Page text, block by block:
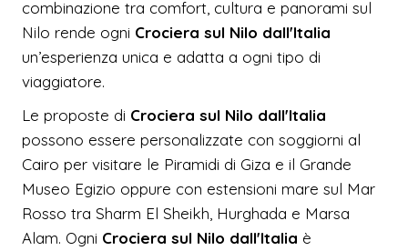
combinazione tra comfort, cultura e panorami sul
Nilo rende ogni Crociera sul Nilo dall'Italia
un’esperienza unica e adatta a ogni tipo di
viaggiatore.
Le proposte di Crociera sul Nilo dall'Italia
possono essere personalizzate con soggiorni al
Cairo per visitare le Piramidi di Giza e il Grande
Museo Egizio oppure con estensioni mare sul Mar
Rosso tra Sharm El Sheikh, Hurghada e Marsa
Alam. Ogni Crociera sul Nilo dall'Italia è